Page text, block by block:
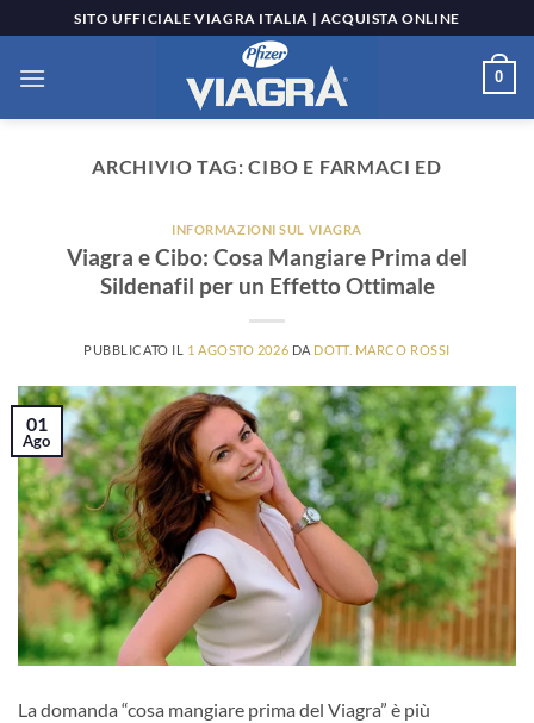
ai
contenuti
SITO UFFICIALE VIAGRA ITALIA | ACQUISTA ONLINE
0
ARCHIVIO TAG:CIBO E FARMACI ED
INFORMAZIONI SUL VIAGRA
Viagra e Cibo: Cosa Mangiare Prima del
Sildenafil per un Effetto Ottimale
PUBBLICATO IL 1 AGOSTO 2026 DA DOTT. MARCO ROSSI
01
Ago
La domanda “cosa mangiare prima del Viagra” è più